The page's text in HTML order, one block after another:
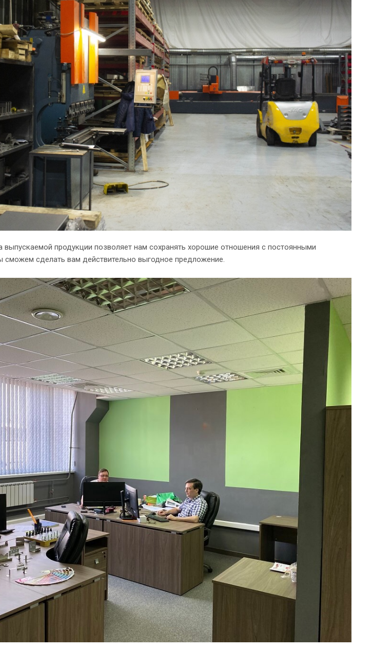
выпускаемой продукции позволяет нам сохранять хорошие отношения с постоянными
сможем сделать вам действительно выгодное предложение.